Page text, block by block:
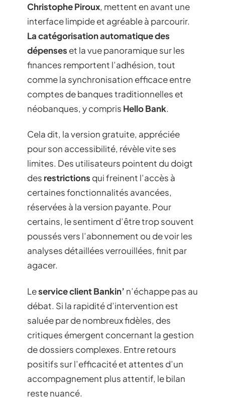
Christophe Piroux, mettent en avant une
interface limpide et agréable à parcourir.
La catégorisation automatique des
dépenses et la vue panoramique sur les
finances remportent l’adhésion, tout
comme la synchronisation efficace entre
comptes de banques traditionnelles et
néobanques, y compris Hello Bank.
Cela dit, la version gratuite, appréciée
pour son accessibilité, révèle vite ses
limites. Des utilisateurs pointent du doigt
des restrictions qui freinent l’accès à
certaines fonctionnalités avancées,
réservées à la version payante. Pour
certains, le sentiment d’être trop souvent
poussés vers l’abonnement ou de voir les
analyses détaillées verrouillées, finit par
agacer.
Leservice client Bankin’ n’échappe pas au
débat. Si la rapidité d’intervention est
saluée par de nombreux fidèles, des
critiques émergent concernant la gestion
de dossiers complexes. Entre retours
positifs sur l’efficacité et attentes d’un
accompagnement plus attentif, le bilan
reste nuancé.